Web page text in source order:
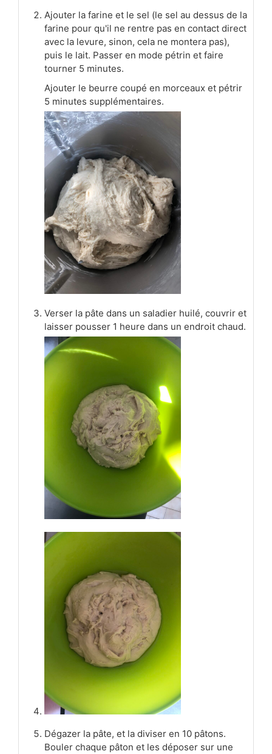
Ajouter la farine et le sel (le sel au dessus de la
farine pour qu'il ne rentre pas en contact direct
avec la levure, sinon, cela ne montera pas),
puis le lait. Passer en mode pétrin et faire
tourner 5 minutes.
Ajouter le beurre coupé en morceaux et pétrir
5 minutes supplémentaires.
Verser la pâte dans un saladier huilé, couvrir et
laisser pousser 1 heure dans un endroit chaud.
Dégazer la pâte, et la diviser en 10 pâtons.
Bouler chaque pâton et les déposer sur une